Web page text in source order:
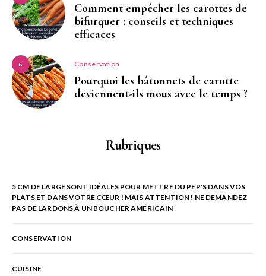
Comment empêcher les carottes de
bifurquer : conseils et techniques
efficaces
6 Conservation
Pourquoi les bâtonnets de carotte
deviennent-ils mous avec le temps ?
Rubriques
5 CM DE LARGE SONT IDÉALES POUR METTRE DU PEP'S DANS VOS
PLATS ET DANS VOTRE CŒUR ! MAIS ATTENTION ! NE DEMANDEZ
PAS DE LARDONS À UN BOUCHER AMÉRICAIN
CONSERVATION
CUISINE